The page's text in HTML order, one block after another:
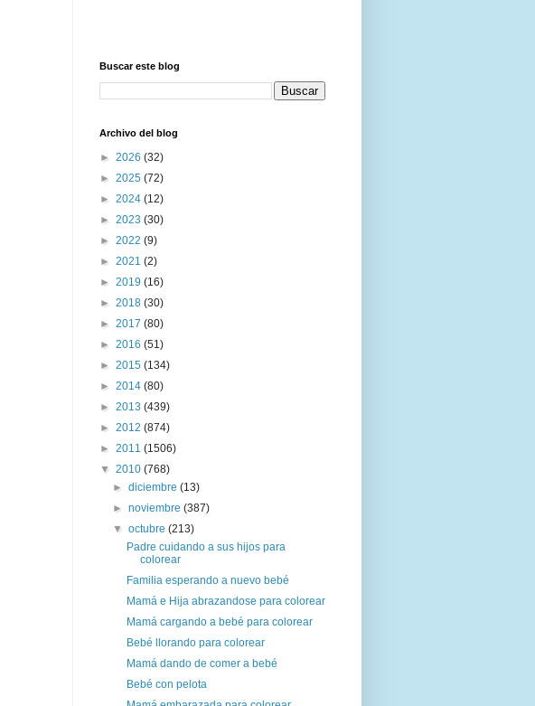
Buscar este blog
Archivo del blog
► 2026 (32)
► 2025 (72)
► 2024 (12)
► 2023 (30)
► 2022 (9)
► 2021 (2)
► 2019 (16)
► 2018 (30)
► 2017 (80)
► 2016 (51)
► 2015 (134)
► 2014 (80)
► 2013 (439)
► 2012 (874)
► 2011 (1506)
▼ 2010 (768)
►diciembre(13)
►noviembre(387)
▼octubre(213)
Padre cuidando a sus hijos para
colorear
Familia esperando a nuevo bebé
Mamá e Hija abrazandose para colorear
Mamá cargando a bebé para colorear
Bebé llorando para colorear
Mamá dando de comer a bebé
Bebé con pelota